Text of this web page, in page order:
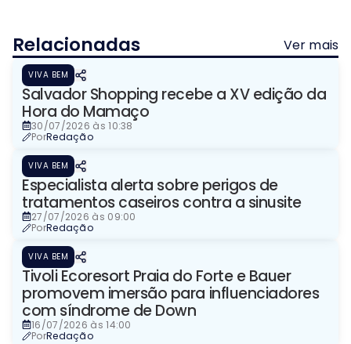
Relacionadas Ver mais
VIVA BEM
Salvador Shopping recebe a XV edição da
Hora do Mamaço
30/07/2026 às 10:38
PorRedação
VIVA BEM
Especialista alerta sobre perigos de
tratamentos caseiros contra a sinusite
27/07/2026 às 09:00
PorRedação
VIVA BEM
Tivoli Ecoresort Praia do Forte e Bauer
promovem imersão para influenciadores
com síndrome de Down
16/07/2026 às 14:00
PorRedação